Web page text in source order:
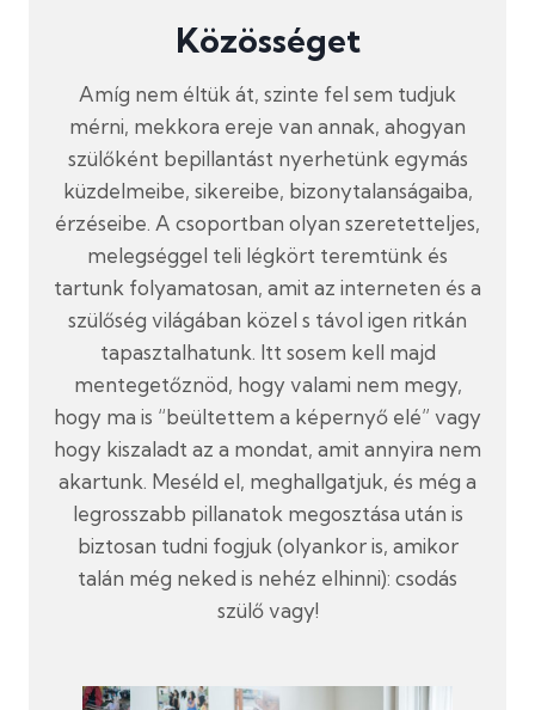
Közösséget
Amíg nem éltük át, szinte fel sem tudjuk
mérni, mekkora ereje van annak, ahogyan
szülőként bepillantást nyerhetünk egymás
küzdelmeibe, sikereibe, bizonytalanságaiba,
érzéseibe. A csoportban olyan szeretetteljes,
melegséggel teli légkört teremtünk és
tartunk folyamatosan, amit az interneten és a
szülőség világában közel s távol igen ritkán
tapasztalhatunk. Itt sosem kell majd
mentegetőznöd, hogy valami nem megy,
hogy ma is “beültettem a képernyő elé” vagy
hogy kiszaladt az a mondat, amit annyira nem
akartunk. Meséld el, meghallgatjuk, és még a
legrosszabb pillanatok megosztása után is
biztosan tudni fogjuk (olyankor is, amikor
talán még neked is nehéz elhinni): csodás
szülő vagy!